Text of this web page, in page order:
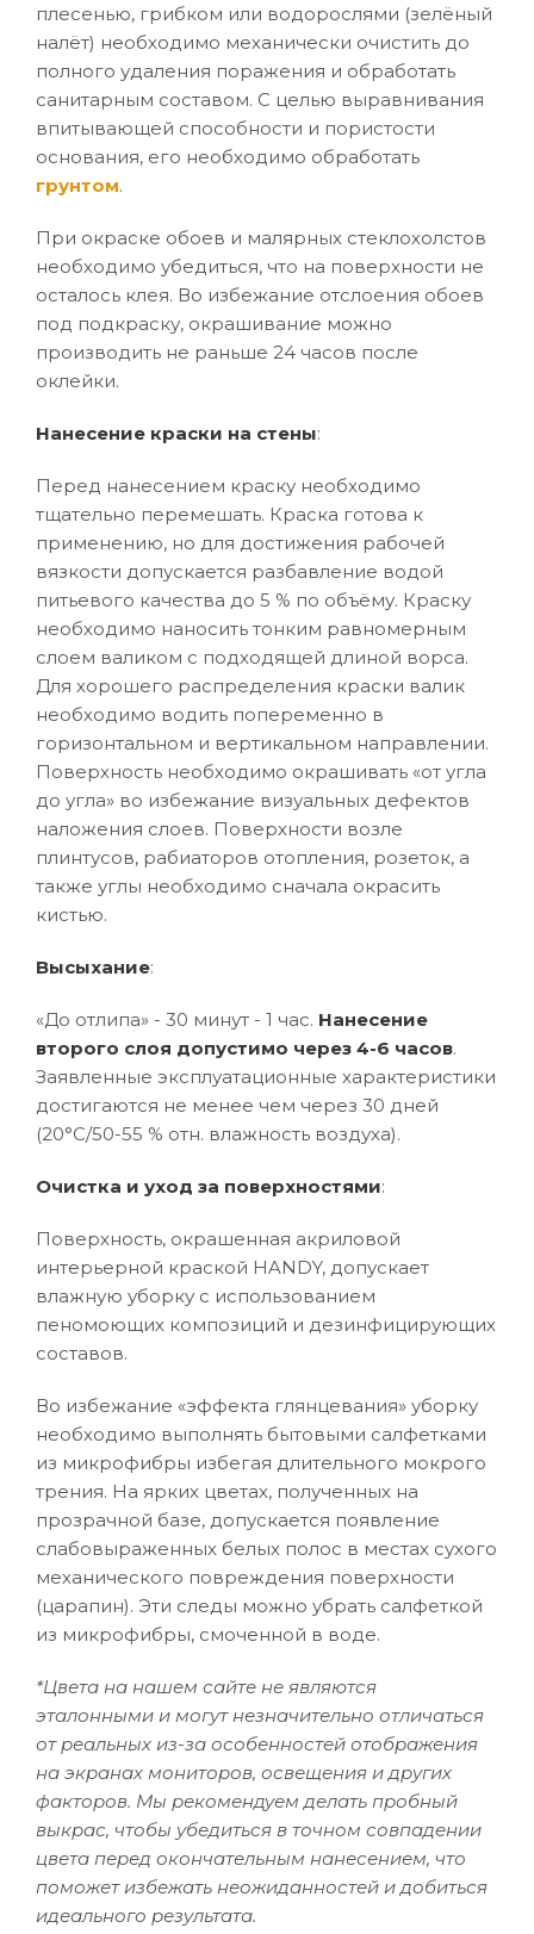
плесенью, грибком или водорослями (зелёный
налёт) необходимо механически очистить до
полного удаления поражения и обработать
санитарным составом. С целью выравнивания
впитывающей способности и пористости
основания, его необходимо обработать
грунтом.
При окраске обоев и малярных стеклохолстов
необходимо убедиться, что на поверхности не
осталось клея. Во избежание отслоения обоев
под подкраску, окрашивание можно
производить не раньше 24 часов после
оклейки.
Нанесение краски на стены:
Перед нанесением краску необходимо
тщательно перемешать. Краска готова к
применению, но для достижения рабочей
вязкости допускается разбавление водой
питьевого качества до 5 % по объёму. Краску
необходимо наносить тонким равномерным
слоем валиком с подходящей длиной ворса.
Для хорошего распределения краски валик
необходимо водить попеременно в
горизонтальном и вертикальном направлении.
Поверхность необходимо окрашивать «от угла
до угла» во избежание визуальных дефектов
наложения слоев. Поверхности возле
плинтусов, рабиаторов отопления, розеток, а
также углы необходимо сначала окрасить
кистью.
Высыхание:
«До отлипа» - 30 минут - 1 час. Нанесение
второго слоя допустимо через 4-6 часов.
Заявленные эксплуатационные характеристики
достигаются не менее чем через 30 дней
(20°C/50-55 % отн. влажность воздуха).
Очистка и уход за поверхностями:
Поверхность, окрашенная акриловой
интерьерной краской HANDY, допускает
влажную уборку с использованием
пеномоющих композиций и дезинфицирующих
составов.
Во избежание «эффекта глянцевания» уборку
необходимо выполнять бытовыми салфетками
из микрофибры избегая длительного мокрого
трения. На ярких цветах, полученных на
прозрачной базе, допускается появление
слабовыраженных белых полос в местах сухого
механического повреждения поверхности
(царапин). Эти следы можно убрать салфеткой
из микрофибры, смоченной в воде.
*Цвета на нашем сайте не являются
эталонными и могут незначительно отличаться
от реальных из-за особенностей отображения
на экранах мониторов, освещения и других
факторов. Мы рекомендуем делать пробный
выкрас, чтобы убедиться в точном совпадении
цвета перед окончательным нанесением, что
поможет избежать неожиданностей и добиться
идеального результата.